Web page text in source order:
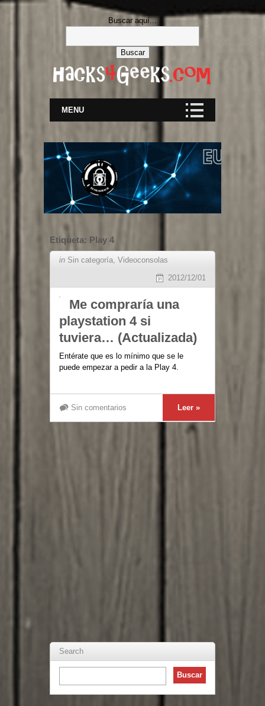
Buscar aquí...
MENU
Etiqueta: Play 4
in Sin categoría, Videoconsolas
2012/12/01
Me compraría una
playstation 4 si
tuviera… (Actualizada)
Entérate que es lo mínimo que se le
puede empezar a pedir a la Play 4.
Sin comentarios Leer »
Search